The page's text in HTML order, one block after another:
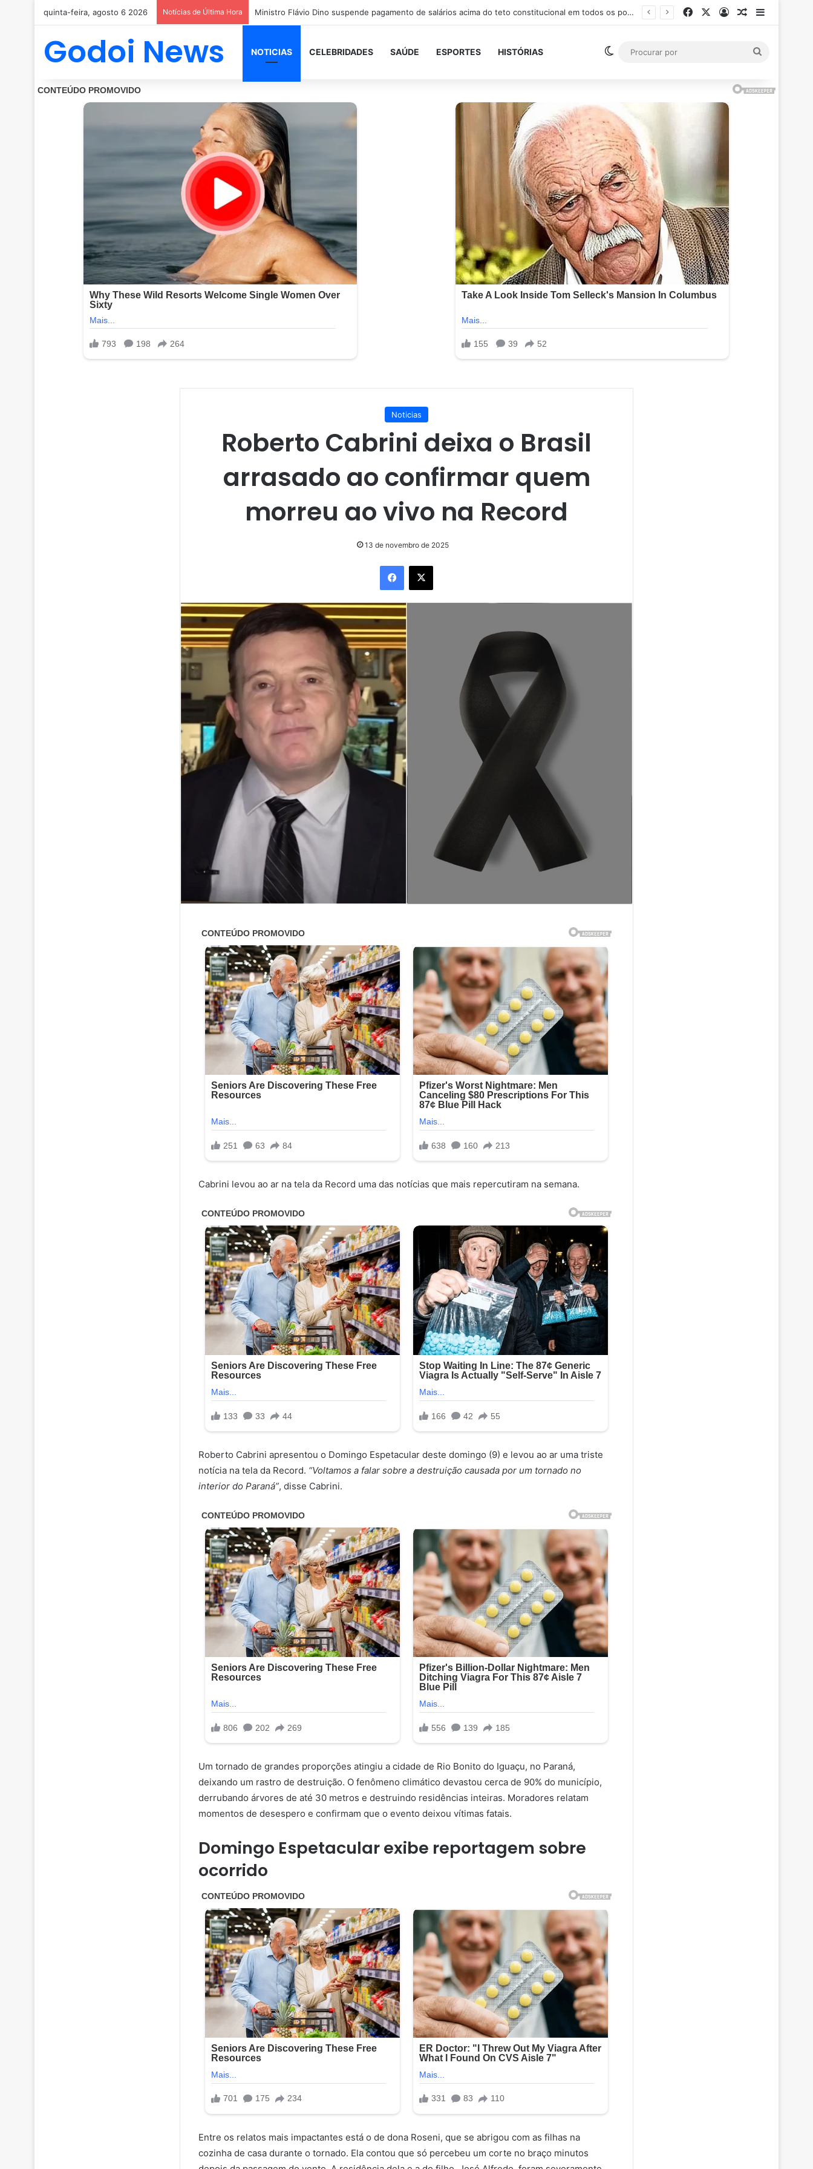
quinta-feira, agosto 6 2026 Notícias de Última Hora PM morre após bater de carro e cair em rio próximo à BR-101, em São Gonçalo (RJ) FacebookEntrarArtigoBarra
Godoi News NOTICIAS CELEBRIDADES SAÚDE ESPORTES HISTÓRIAS Switch skin
Noticias
Roberto Cabrini deixa o Brasil
arrasado ao confirmar quem
morreu ao vivo na Record
13 de novembro de 2025
Facebook
X
Cabrini levou ao ar na tela da Record uma das notícias que mais repercutiram na semana.
Roberto Cabrini apresentou o Domingo Espetacular deste domingo (9) e levou ao ar uma triste
notícia na tela da Record. “Voltamos a falar sobre a destruição causada por um tornado no
interior do Paraná”, disse Cabrini.
Um tornado de grandes proporções atingiu a cidade de Rio Bonito do Iguaçu, no Paraná,
deixando um rastro de destruição. O fenômeno climático devastou cerca de 90% do município,
derrubando árvores de até 30 metros e destruindo residências inteiras. Moradores relatam
momentos de desespero e confirmam que o evento deixou vítimas fatais.
Domingo Espetacular exibe reportagem sobre
ocorrido
Entre os relatos mais impactantes está o de dona Roseni, que se abrigou com as filhas na
cozinha de casa durante o tornado. Ela contou que só percebeu um corte no braço minutos